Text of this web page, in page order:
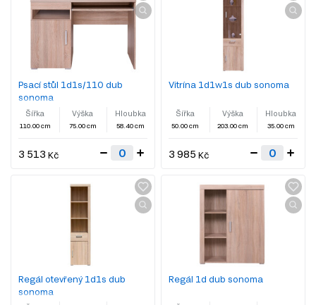
Psací stůl 1d1s/110 dub
sonoma
Šířka
110.00 cm
Výška
75.00 cm
Hloubka
58.40 cm
3 513 Kč
Vitrína 1d1w1s dub sonoma
Šířka
50.00 cm
Výška
203.00 cm
Hloubka
35.00 cm
3 985 Kč
Regál otevřený 1d1s dub
sonoma
Regál 1d dub sonoma